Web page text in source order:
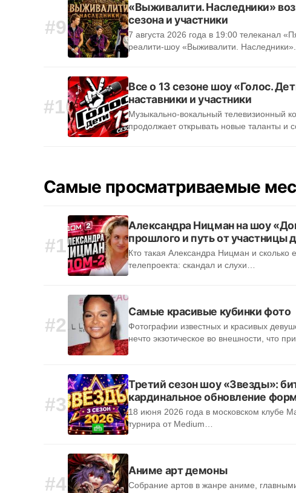
#9
«Выживалити. Наследники»
сезона и участники
7 августа 2026 года в 19:00 телеканал
реалити-шоу «Выживалити.
#10
Все о 13 сезоне шоу «Голос.
наставники и участники
Музыкально-вокальный телевизионный
продолжает открывать новые таланты и
Самые просматриваемые
#1
Александра Ницман на шоу
прошлого и путь от участницы
Кто такая Александра Ницман и сколько
телепроекта: скандал и слухи…
#2
Самые красивые кубинки фото
Фотографии известных и красивых
нечто экзотическое во внешности, что
#3
Третий сезон шоу «Звезды»:
кардинальное обновление
18 июня 2026 года в московском клубе
турнира от Medium…
#4
Аниме арт демоны
Собрание артов в жанре аниме,